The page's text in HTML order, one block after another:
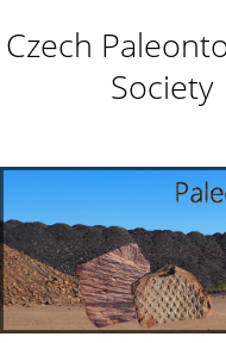
Czech
Society